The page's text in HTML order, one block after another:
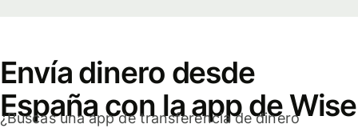
Envía dinero desde
España con la app de Wise
¿Buscas una app de transferencia de dinero